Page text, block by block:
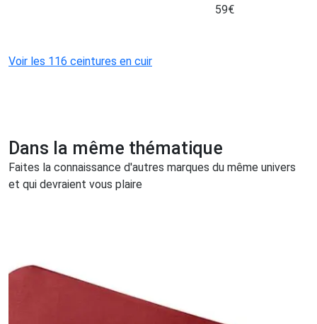
59€
Voir les 116 ceintures en cuir
Dans la même thématique
Faites la connaissance d'autres marques du même univers
et qui devraient vous plaire